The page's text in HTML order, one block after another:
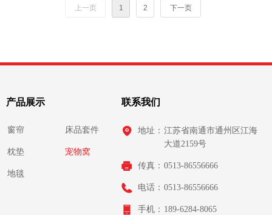
上一页 1 2 下一页
地址： 江苏省南通市通州区江海
大道2159号
传真： 0513-86556666
电话： 0513-86556666
手机： 189-6284-8065
联系我们
产品展示
窗帘
枕垫
地毯
床品套件
宠物窝